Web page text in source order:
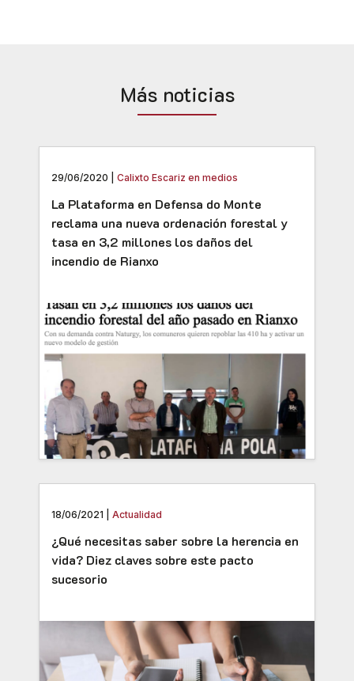
Más noticias
29/06/2020 |Calixto Escariz en medios
La Plataforma en Defensa do Monte
reclama una nueva ordenación forestal y
tasa en 3,2 millones los daños del
incendio de Rianxo
18/06/2021 |Actualidad
¿Qué necesitas saber sobre la herencia en
vida? Diez claves sobre este pacto
sucesorio